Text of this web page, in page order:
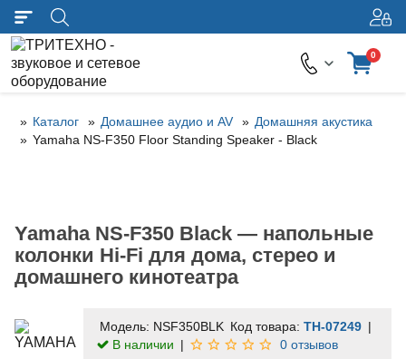
0
Каталог Домашнее аудио и AV
Домашняя акустика
Yamaha NS-F350 Floor Standing Speaker - Black
Yamaha NS-F350 Black — напольные
колонки Hi-Fi для дома, стерео и
домашнего кинотеатра
Модель: NSF350BLK Код товара: TH-07249
В наличии
0 отзывов